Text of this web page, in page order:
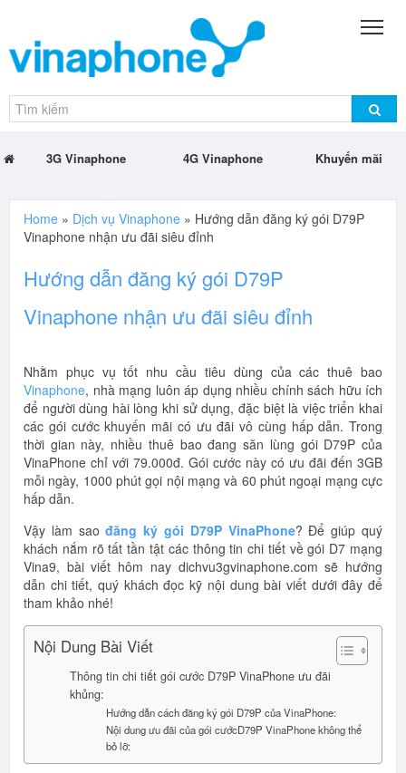
3G Vinaphone 4G Vinaphone Khuyến mãi
Home » Dịch vụ Vinaphone » Hướng dẫn đăng ký gói D79P
Vinaphone nhận ưu đãi siêu đỉnh
Hướng dẫn đăng ký gói D79P
Vinaphone nhận ưu đãi siêu đỉnh
Nhằm phục vụ tốt nhu cầu tiêu dùng của các thuê bao
Vinaphone, nhà mạng luôn áp dụng nhiều chính sách hữu ích
để người dùng hài lòng khi sử dụng, đặc biệt là việc triển khai
các gói cước khuyến mãi có ưu đãi vô cùng hấp dẫn. Trong
thời gian này, nhiều thuê bao đang săn lùng gói D79P của
VinaPhone chỉ với 79.000đ. Gói cước này có ưu đãi đến 3GB
mỗi ngày, 1000 phút gọi nội mạng và 60 phút ngoại mạng cực
hấp dẫn.
Vậy làm saođăng ký gói D79P VinaPhone? Để giúp quý
khách nắm rõ tất tần tật các thông tin chi tiết về gói D7 mạng
Vina9, bài viết hôm nay dichvu3gvinaphone.com sẽ hướng
dẫn chi tiết, quý khách đọc kỹ nội dung bài viết dưới đây để
tham khảo nhé!
Nội Dung Bài Viết
Thông tin chi tiết gói cước D79P VinaPhone ưu đãi
khủng:
Hướng dẫn cách đăng ký gói D79P của VinaPhone:
Nội dung ưu đãi của gói cướcD79P VinaPhone không thể
bỏ lỡ: